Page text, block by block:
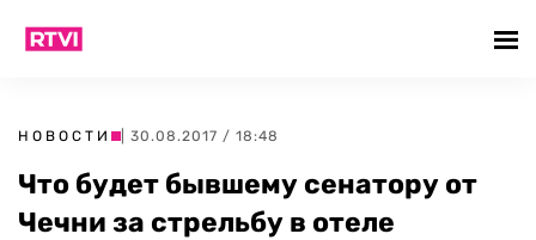
НОВОСТИ | 30.08.2017 / 18:48
Что будет бывшему сенатору от
Чечни за стрельбу в отеле